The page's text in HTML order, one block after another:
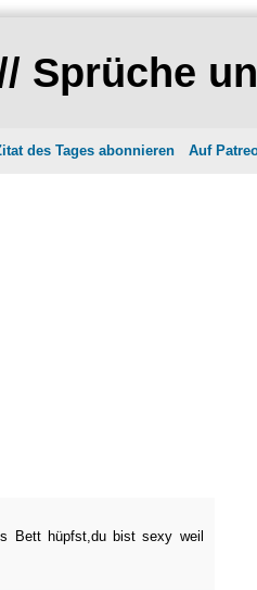
Sprüche
des Tages abonnieren Auf
Bett hüpfst,du bist sexy weil